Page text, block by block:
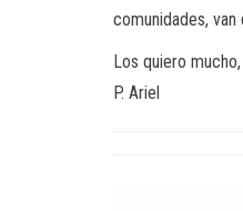
comunidades,
Los quiero
P. Ariel